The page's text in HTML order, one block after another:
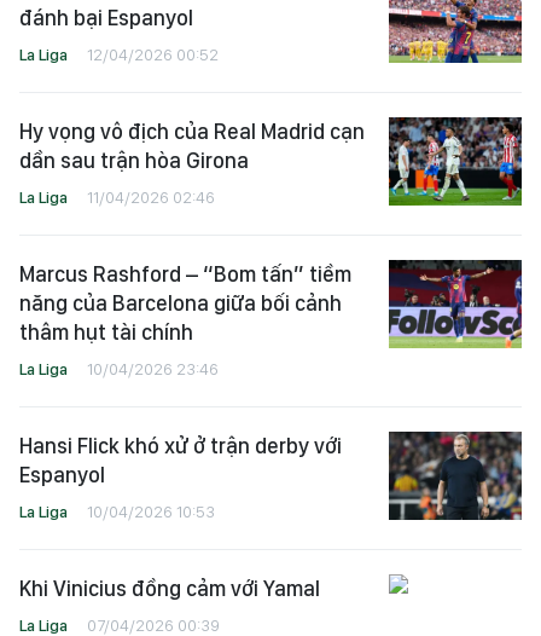
đánh bại Espanyol
La Liga 12/04/2026 00:52
Hy vọng vô địch của Real Madrid cạn
dần sau trận hòa Girona
La Liga 11/04/2026 02:46
Marcus Rashford – “Bom tấn” tiềm
năng của Barcelona giữa bối cảnh
thâm hụt tài chính
La Liga 10/04/2026 23:46
Hansi Flick khó xử ở trận derby với
Espanyol
La Liga 10/04/2026 10:53
Khi Vinicius đồng cảm với Yamal
La Liga 07/04/2026 00:39